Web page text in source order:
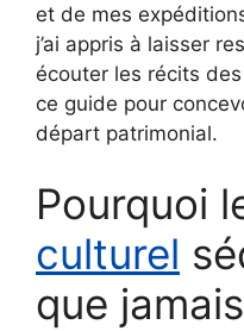
et de mes
j’ai appris à laisser
écouter les récits
ce guide pour
départ patrimonial.
Pourquoi
culturel
que